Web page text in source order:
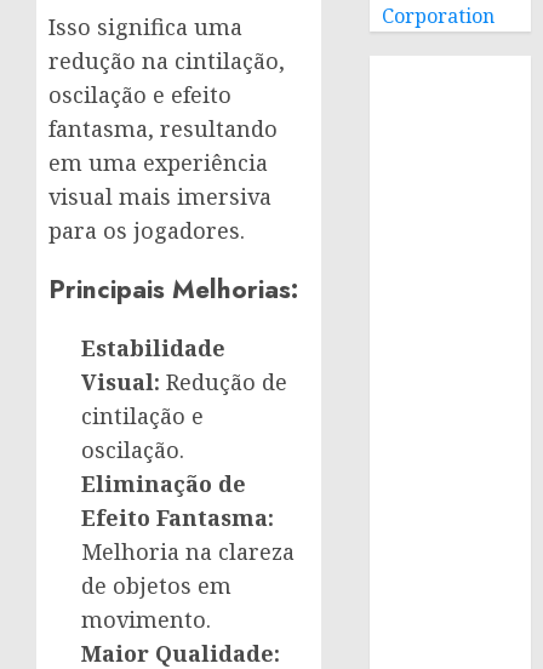
Isso significa uma
redução na cintilação,
oscilação e efeito
fantasma, resultando
em uma experiência
visual mais imersiva
para os jogadores.
Principais Melhorias:
Estabilidade
Visual: Redução de
cintilação e
oscilação.
Eliminação de
Efeito Fantasma:
Melhoria na clareza
de objetos em
movimento.
Maior Qualidade:
Corporation